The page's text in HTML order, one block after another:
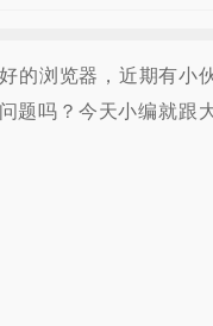
的浏览器，近期有小
题吗？今天小编就跟